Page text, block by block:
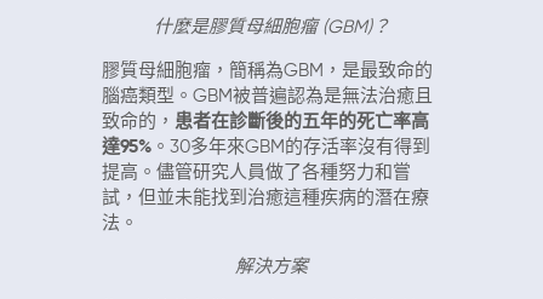
什麼是膠質母細胞瘤 (GBM)？
膠質母細胞瘤，簡稱為GBM，是最致命的
腦癌類型。GBM被普遍認為是無法治癒且
致命的， 患者在診斷後的五年的死亡率高
達95% 。30多年來GBM的存活率沒有得到
提高。儘管研究人員做了各種努力和嘗
試，但並未能找到治癒這種疾病的潛在療
法。
解決方案